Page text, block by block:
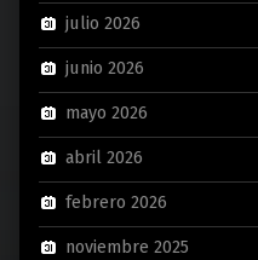
julio 2026
junio 2026
mayo 2026
abril 2026
febrero 2026
noviembre 2025